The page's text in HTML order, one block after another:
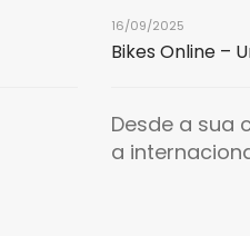
16/09/2025
Bikes Online –
Desde a sua
a